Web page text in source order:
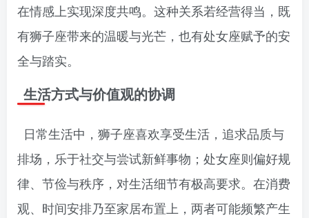
在情感上实现深度共鸣。这种关系若经营得当，既
有狮子座带来的温暖与光芒，也有处女座赋予的安
全与踏实。
生活方式与价值观的协调
日常生活中，狮子座喜欢享受生活，追求品质与
排场，乐于社交与尝试新鲜事物；处女座则偏好规
律、节俭与秩序，对生活细节有极高要求。在消费
观、时间安排乃至家居布置上，两者可能频繁产生